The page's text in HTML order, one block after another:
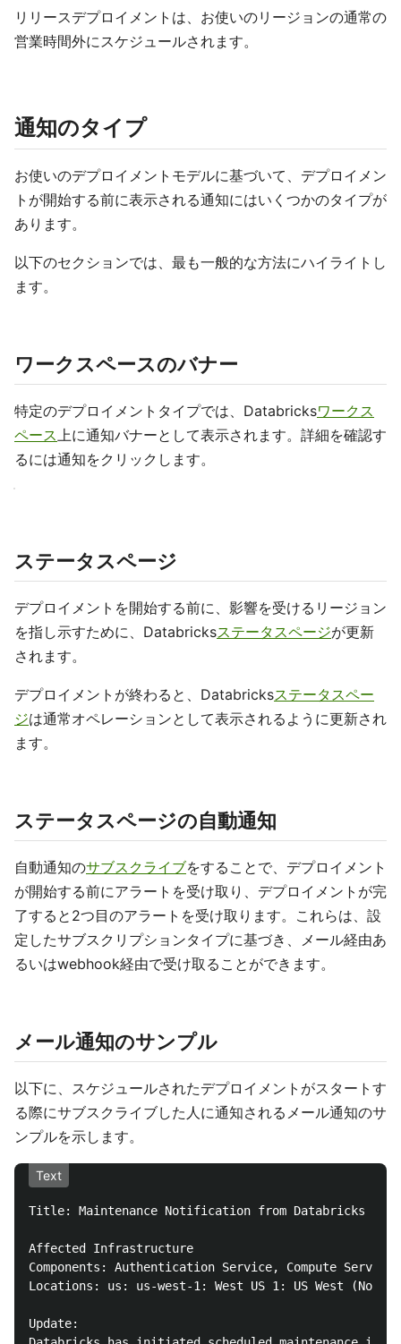
リリースデプロイメントは、お使いのリージョンの通常の
営業時間外にスケジュールされます。
通知のタイプ
お使いのデプロイメントモデルに基づいて、デプロイメン
トが開始する前に表示される通知にはいくつかのタイプが
あります。
以下のセクションでは、最も一般的な方法にハイライトし
ます。
ワークスペースのバナー
特定のデプロイメントタイプでは、Databricksワークス
ペース上に通知バナーとして表示されます。詳細を確認す
るには通知をクリックします。
ステータスページ
デプロイメントを開始する前に、影響を受けるリージョン
を指し示すために、Databricksステータスページが更新
されます。
デプロイメントが終わると、Databricksステータスペー
ジは通常オペレーションとして表示されるように更新され
ます。
ステータスページの自動通知
自動通知のサブスクライブをすることで、デプロイメント
が開始する前にアラートを受け取り、デプロイメントが完
了すると2つ目のアラートを受け取ります。これらは、設
定したサブスクリプションタイプに基づき、メール経由あ
るいはwebhook経由で受け取ることができます。
メール通知のサンプル
以下に、スケジュールされたデプロイメントがスタートす
る際にサブスクライブした人に通知されるメール通知のサ
ンプルを示します。
Text
Title: Maintenance Notification from Databricks
Affected Infrastructure
Components: Authentication Service, Compute
Locations: us: us-west-1: West US 1: US West
Update: